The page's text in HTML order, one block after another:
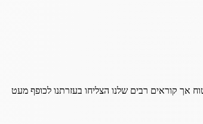
אך קוראים רבים שלנו הצליחו בעזרתנו לכופף מעט